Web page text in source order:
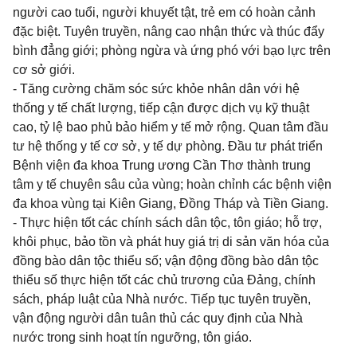
người cao tuổi, người khuyết tật, trẻ em có hoàn cảnh
đặc biệt. Tuyên truyền, nâng cao nhận thức và thúc đẩy
bình đẳng giới; phòng ngừa và ứng phó với bạo lực trên
cơ sở giới.
- Tăng cường chăm sóc sức khỏe nhân dân với hệ
thống y tế chất lượng, tiếp cận được dịch vụ kỹ thuật
cao, tỷ lệ bao phủ bảo hiểm y tế mở rộng. Quan tâm đầu
tư hệ thống y tế cơ sở, y tế dự phòng. Đầu tư phát triển
Bệnh viện đa khoa Trung ương Cần Thơ thành trung
tâm y tế chuyên sâu của vùng; hoàn chỉnh các bệnh viện
đa khoa vùng tại Kiên Giang, Đồng Tháp và Tiền Giang.
- Thực hiện tốt các chính sách dân tộc, tôn giáo; hỗ trợ,
khôi phục, bảo tồn và phát huy giá trị di sản văn hóa của
đồng bào dân tộc thiểu số; vận động đồng bào dân tộc
thiểu số thực hiện tốt các chủ trương của Đảng, chính
sách, pháp luật của Nhà nước. Tiếp tục tuyên truyền,
vận động người dân tuân thủ các quy định của Nhà
nước trong sinh hoạt tín ngưỡng, tôn giáo.